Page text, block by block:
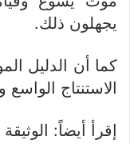
يجهلون ذلك.
كما أن الدليل
الاستنتاج
إقرأ أيضاً: الوثيقة Q المصدر: